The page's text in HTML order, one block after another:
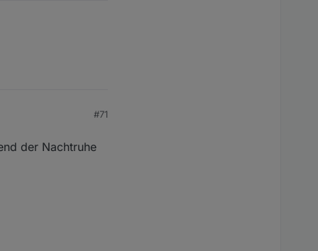
#71
der Nachtruhe